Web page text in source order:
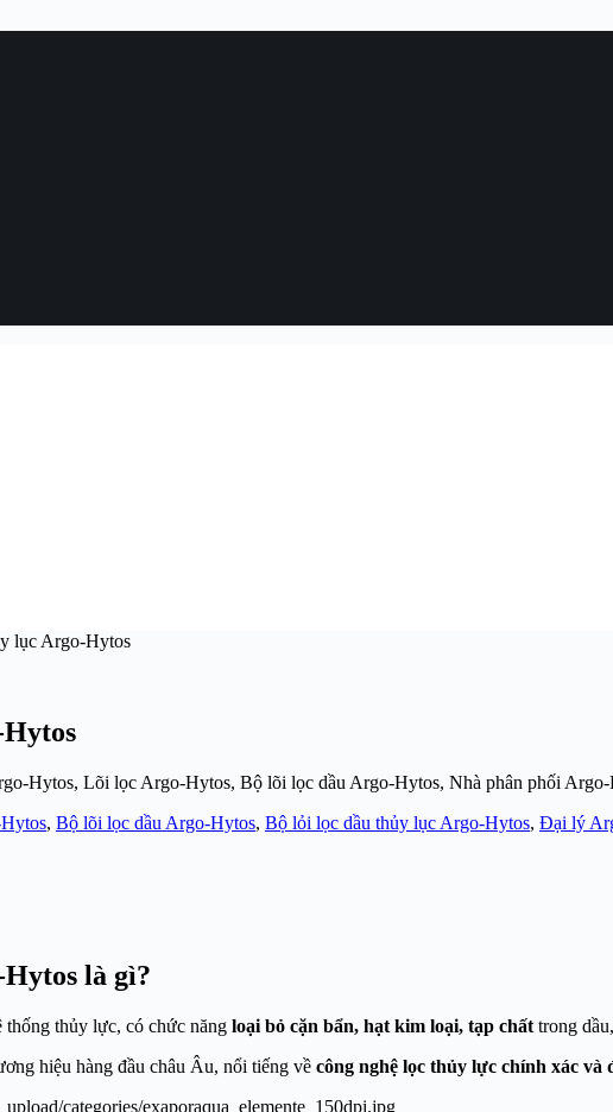
lục Argo-Hytos
Hytos, Lõi lọc Argo-Hytos, Bộ lõi lọc dầu Argo-Hytos, Nhà phân phối
, Bộ lõi lọc dầu Argo-Hytos, Bộ lỏi lọc dầu thủy lục Argo-Hytos, Đại lý
là gì?
thống thủy lực, có chức năng loại bỏ cặn bẩn, hạt kim loại, tạp chất trong
hiệu hàng đầu châu Âu, nổi tiếng về công nghệ lọc thủy lực chính xác và